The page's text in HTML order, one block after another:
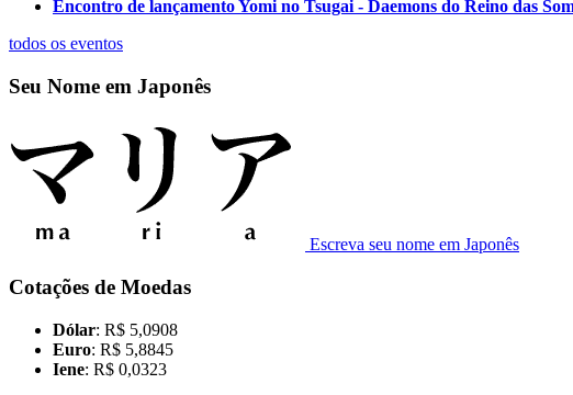
Encontro de lançamento Yomi no Tsugai - Daemons do Reino das
todos os eventos
Seu Nome em Japonês
Escreva seu nome em Japonês
Cotações de Moedas
Dólar: R$ 5,0908
Euro: R$ 5,8845
Iene: R$ 0,0323